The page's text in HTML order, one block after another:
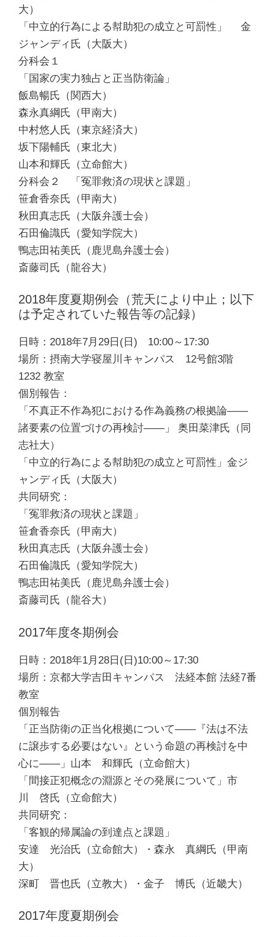
大）
「中立的行為による幇助犯の成立と可罰性」 金
ジャンディ氏（大阪大）
分科会１
「国家の実力独占と正当防衛論」
飯島暢氏（関西大）
森永真綱氏（甲南大）
中村悠人氏（東京経済大）
坂下陽輔氏（東北大）
山本和輝氏（立命館大）
分科会２ 「冤罪救済の現状と課題」
笹倉香奈氏（甲南大）
秋田真志氏（大阪弁護士会）
石田倫識氏（愛知学院大）
鴨志田祐美氏（鹿児島弁護士会）
斎藤司氏（龍谷大）
2018年度夏期例会（荒天により中止；以下
は予定されていた報告等の記録）
日時：2018年7月29日(日) 10:00～17:30
場所：摂南大学寝屋川キャンパス 12号館3階
1232 教室
個別報告：
「不真正不作為犯における作為義務の根拠論――
諸要素の位置づけの再検討――」 奥田菜津氏（同
志社大）
「中立的行為による幇助犯の成立と可罰性」金ジ
ャンディ氏（大阪大）
共同研究：
「冤罪救済の現状と課題」
笹倉香奈氏（甲南大）
秋田真志氏（大阪弁護士会）
石田倫識氏（愛知学院大）
鴨志田祐美氏（鹿児島弁護士会）
斎藤司氏（龍谷大）
2017年度冬期例会
日時：2018年1月28日(日)10:00～17:30
場所：京都大学吉田キャンパス 法経本館 法経7番
教室
個別報告
「正当防衛の正当化根拠について――『法は不法
に譲歩する必要はない』という命題の再検討を中
心に――」山本 和輝氏（立命館大）
「間接正犯概念の淵源とその発展について」市
川 啓氏（立命館大）
共同研究：
「客観的帰属論の到達点と課題」
安達 光治氏（立命館大）・森永 真綱氏（甲南
大）
深町 晋也氏（立教大）・金子 博氏（近畿大）
2017年度夏期例会